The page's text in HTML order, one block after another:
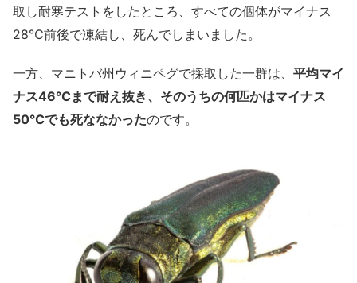
取し耐寒テストをしたところ、すべての個体がマイナス
28℃前後で凍結し、死んでしまいました。
一方、マニトバ州ウィニペグで採取した一群は、 平均マイ
ナス46℃まで耐え抜き、そのうちの何匹かはマイナス
50℃でも死ななかったのです。